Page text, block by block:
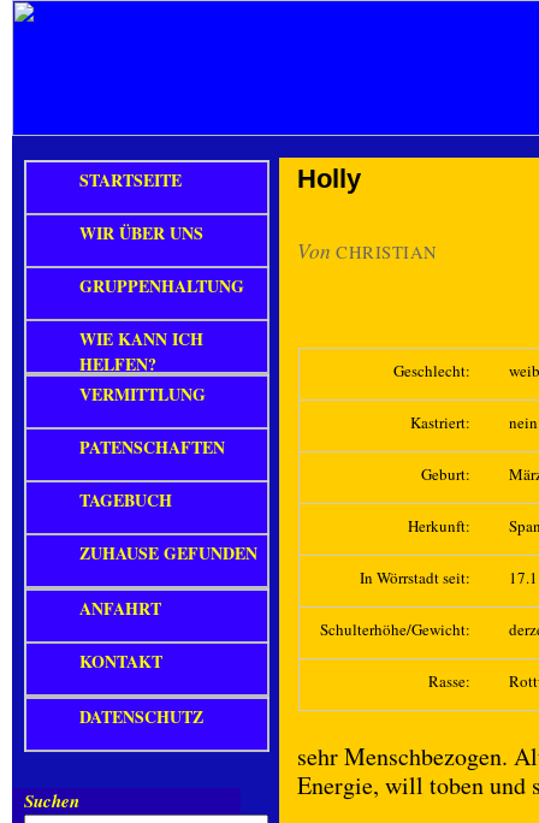
Holly
Von CHRISTIAN
Geschlecht:
Kastriert: nein
Geburt:
Herkunft:
In Wörrstadt seit:
Schulterhöhe/Gewicht:
Rasse:
sehr Menschbezogen.
Energie, will toben und
STARTSEITE
WIR ÜBER UNS
GRUPPENHALTUNG
WIE KANN ICH
HELFEN?
VERMITTLUNG
PATENSCHAFTEN
TAGEBUCH
ZUHAUSE GEFUNDEN
ANFAHRT
KONTAKT
DATENSCHUTZ
Suchen